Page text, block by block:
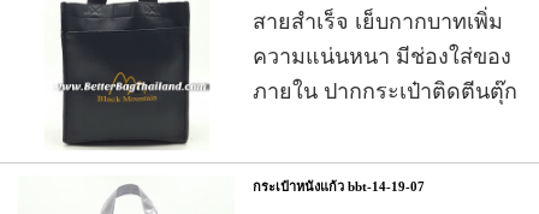
สายสำเร็จ เย็บกากบาทเพิ่ม
ความแน่นหนา มีช่องใส่ของ
ภายใน ปากกระเป๋าติดตีนตุ๊ก
กระเป๋าหนังแก้ว bbt-14-19-07